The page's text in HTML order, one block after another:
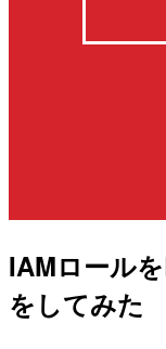
IAMロール
をしてみた